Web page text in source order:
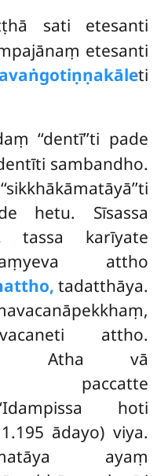
sati etesanti
etesanti
ti
‘‘dentī’’ti pade
sambandho.
hetu. Sīsassa
tassa karīyate
attho
tadatthāya.
vacaneti attho.
Atha vā
hoti
ādayo) viya.
ayaṃ